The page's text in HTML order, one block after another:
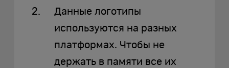
Данные логотипы
используются на разных
платформах. Чтобы не
держать в памяти все их